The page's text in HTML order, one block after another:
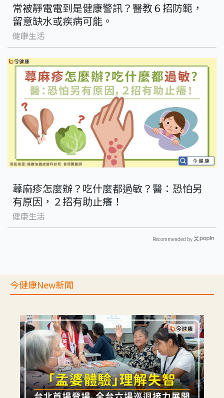
常被靜電電到是健康警訊？醫教６招防範，
留意缺水或疾病可能。
健康生活
蕁麻疹怎麼辦？吃什麼都過敏？醫：恐怕另
有原因，２招有助止癢！
健康生活
Recommended by
今健康New新聞